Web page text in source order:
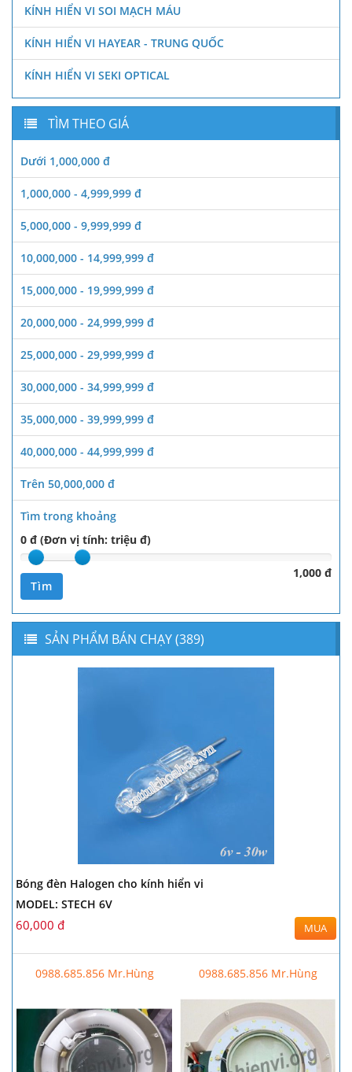
KÍNH HIỂN VI SOI MẠCH MÁU
KÍNH HIỂN VI HAYEAR - TRUNG QUỐC
KÍNH HIỂN VI SEKI OPTICAL
TÌM THEO GIÁ
Dưới 1,000,000 đ
1,000,000 - 4,999,999 đ
5,000,000 - 9,999,999 đ
10,000,000 - 14,999,999 đ
15,000,000 - 19,999,999 đ
20,000,000 - 24,999,999 đ
25,000,000 - 29,999,999 đ
30,000,000 - 34,999,999 đ
35,000,000 - 39,999,999 đ
40,000,000 - 44,999,999 đ
Trên 50,000,000 đ
Tìm trong khoảng
0 đ (Đơn vị tính: triệu đ)
1,000 đ
Tìm
SẢN PHẨM BÁN CHẠY (389)
Bóng đèn Halogen cho kính hiển vi
MODEL: STECH 6V
60,000 đ MUA
0988.685.856 Mr.Hùng 0988.685.856 Mr.Hùng